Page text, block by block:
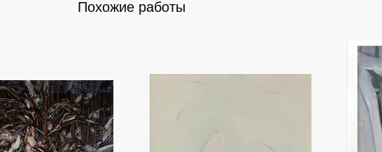
Похожие работы